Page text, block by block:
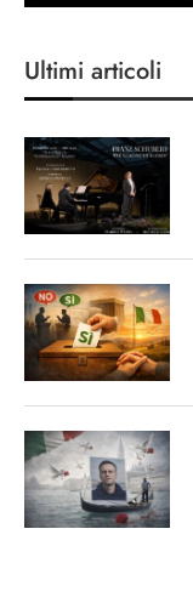
Ultimi articoli